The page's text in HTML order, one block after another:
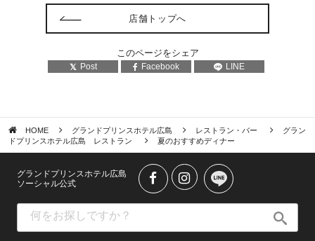
店舗トップへ
このページをシェア
Post Facebook LINE
HOME グランドプリンスホテル広島 レストラン・バー
グラン
ドプリンスホテル広島 レストラン
夏のおすすめディナー
グランドプリンスホテル広島
ソーシャル公式